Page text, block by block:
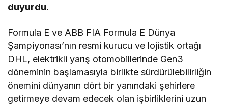
duyurdu.
Formula E ve ABB FIA Formula E Dünya
Şampiyonası’nın resmi kurucu ve lojistik ortağı
DHL, elektrikli yarış otomobillerinde Gen3
döneminin başlamasıyla birlikte sürdürülebilirliğin
önemini dünyanın dört bir yanındaki şehirlere
getirmeye devam edecek olan işbirliklerini uzun